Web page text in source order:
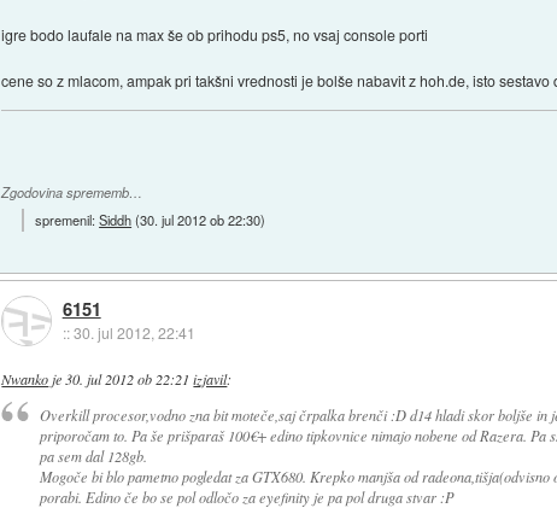
igre bodo laufale na max še ob prihodu ps5, no vsaj console porti
cene so z mlacom, ampak pri takšni vrednosti je bolše nabavit z hoh.de, isto
Zgodovina sprememb…
spremenil:Siddh(30. jul 2012 ob 22:30)
6151
::30. jul 2012, 22:41
Nwanko je 30. jul 2012 ob 22:21 izjavil:
Overkill procesor,vodno zna bit moteče,saj črpalka brenči :D d14 hladi skor boljše in
priporočam to. Pa še prišparaš 100€+ edino tipkovnice nimajo nobene od Razera. Pa
pa sem dal 128gb.
Mogoče bi blo pametno pogledat za GTX680. Krepko manjša od radeona,tišja(odvisno
porabi. Edino če bo se pol odločo za eyefinity je pa pol druga stvar :P